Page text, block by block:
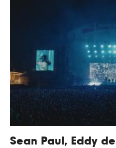
Sean Paul, Eddy